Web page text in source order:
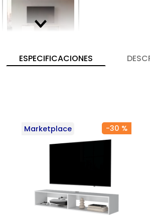
ESPECIFICACIONES
Marketplace -30 %